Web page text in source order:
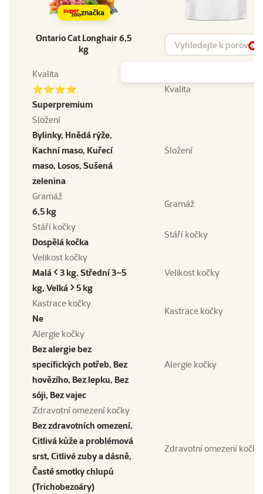
značka
Ontario Cat Longhair 6,5
kg
Vyhledat produkt
Kvalita
⭐⭐⭐⭐
Superpremium
Kvalita
Složení
Bylinky, Hnědá rýže,
Kachní maso, Kuřecí
maso, Losos, Sušená
zelenina
Složení
Gramáž
6,5 kg
Gramáž
Stáří kočky
Dospělá kočka
Stáří kočky
Velikost kočky
Malá < 3 kg, Střední 3–5
kg, Velká > 5 kg
Velikost kočky
Kastrace kočky
Ne
Kastrace kočky
Alergie kočky
Bez alergie bez
specifických potřeb, Bez
hovězího, Bez lepku, Bez
sóji, Bez vajec
Alergie kočky
Zdravotní omezení kočky
Bez zdravotních omezení,
Citlivá kůže a problémová
srst, Citlivé zuby a dásně,
Časté smotky chlupů
(Trichobezoáry)
Zdravotní omezení kočky